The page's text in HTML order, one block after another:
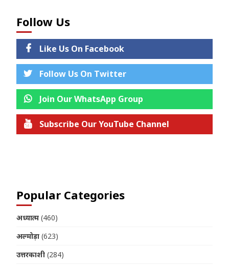
Follow Us
Like Us On Facebook
Follow Us On Twitter
Join Our WhatsApp Group
Subscribe Our YouTube Channel
Popular Categories
अध्यात्म (460)
अल्मोड़ा (623)
उत्तरकाशी (284)